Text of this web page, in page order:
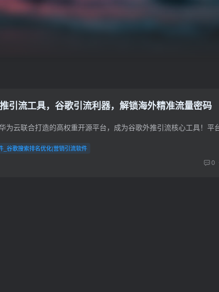
引流工具，谷歌引流利器，解锁海外精准流量密码
_谷歌搜索排名优化|营销引流软件
0